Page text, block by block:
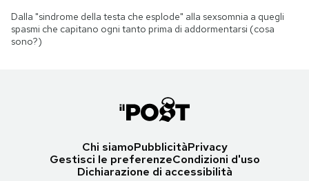
Dalla "sindrome della testa che esplode" alla sexsomnia a quegli
spasmi che capitano ogni tanto prima di addormentarsi (cosa
sono?)
Chi siamoPubblicitàPrivacy
Gestisci le preferenzeCondizioni d'uso
Dichiarazione di accessibilità